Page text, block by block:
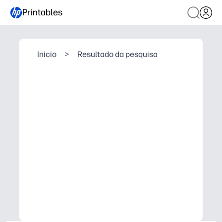
Printables
Inicio > Resultado da pesquisa